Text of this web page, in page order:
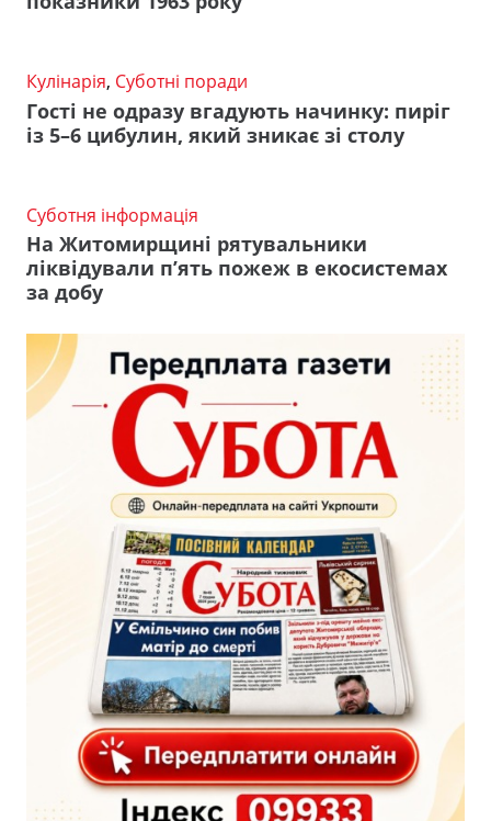
Кулінарія, Суботні поради
Гості не одразу вгадують начинку: пиріг
із 5–6 цибулин, який зникає зі столу
Суботня інформація
На Житомирщині рятувальники
ліквідували п’ять пожеж в екосистемах
за добу